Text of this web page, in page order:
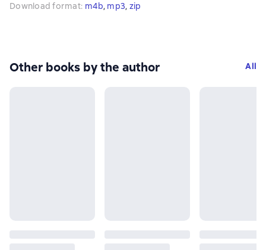
Download format: m4b, mp3, zip
Other books by the author All